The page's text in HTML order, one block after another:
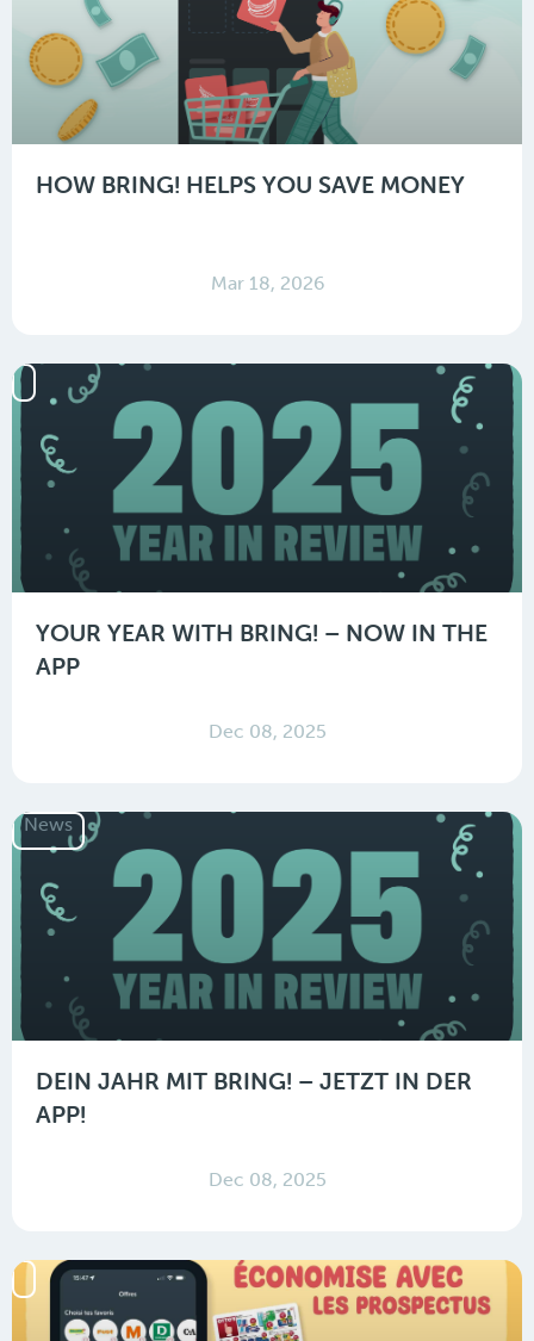
HOW BRING! HELPS YOU SAVE MONEY
Mar 18, 2026
YOUR YEAR WITH BRING! – NOW IN THE
APP
Dec 08, 2025
News
DEIN JAHR MIT BRING! – JETZT IN DER
APP!
Dec 08, 2025